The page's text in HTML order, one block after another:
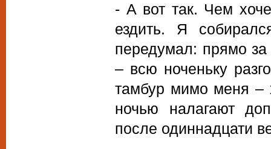
- А вот так. Чем
ездить. Я
передумал: прямо за
– всю ноченьку
тамбур мимо меня –
ночью налагают
после одиннадцати